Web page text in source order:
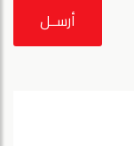
أرســل